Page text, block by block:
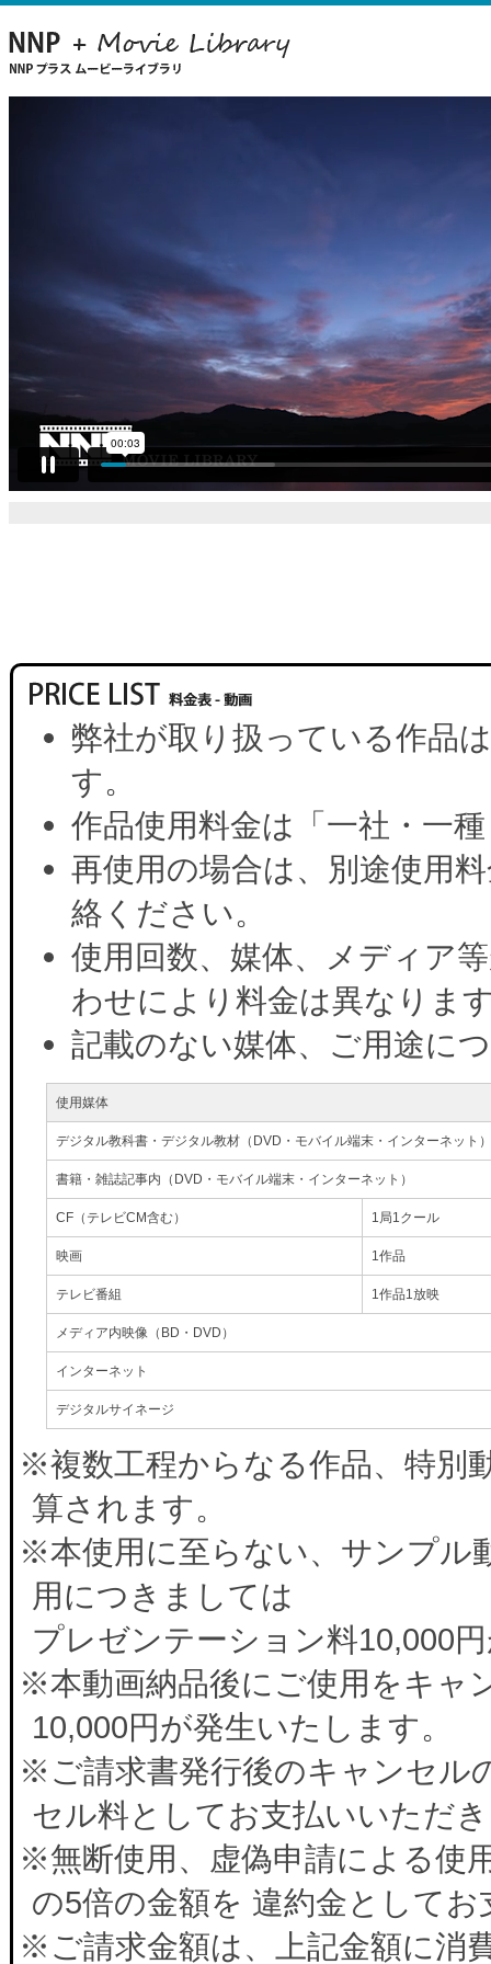
弊社が取り扱っている作品
す。
作品使用料金は「一社・一
再使用の場合は、別途使用
絡ください。
使用回数、媒体、メディア
わせにより料金は異なりま
記載のない媒体、ご用途に
使用媒体
デジタル教科書・デジタル教材（DVD・モバイル端末・インターネット）
書籍・雑誌記事内（DVD・モバイル端末・インターネット）
CF（テレビCM含む） 1局1クール
映画 1作品
テレビ番組 1作品1放映
メディア内映像（BD・DVD）
インターネット
デジタルサイネージ
※複数工程からなる作品、特別
算されます。
※本使用に至らない、サンプル
用につきましては
プレゼンテーション料10,000
※本動画納品後にご使用をキャ
10,000円が発生いたします。
※ご請求書発行後のキャンセル
セル料としてお支払いいただ
※無断使用、虚偽申請による使
の5倍の金額を 違約金として
※ご請求金額は、上記金額に消